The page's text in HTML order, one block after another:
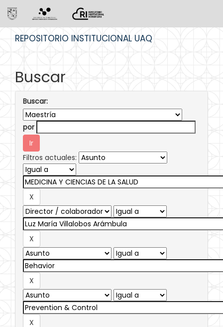
REPOSITORIO INSTITUCIONAL UAQ
Buscar
Buscar:
por
Filtros actuales: